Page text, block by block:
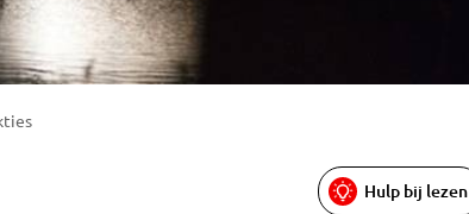
Hulp bij lezen